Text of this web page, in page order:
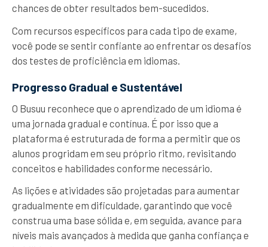
chances de obter resultados bem-sucedidos.
Com recursos específicos para cada tipo de exame,
você pode se sentir confiante ao enfrentar os desafios
dos testes de proficiência em idiomas.
Progresso Gradual e Sustentável
O Busuu reconhece que o aprendizado de um idioma é
uma jornada gradual e contínua. É por isso que a
plataforma é estruturada de forma a permitir que os
alunos progridam em seu próprio ritmo, revisitando
conceitos e habilidades conforme necessário.
As lições e atividades são projetadas para aumentar
gradualmente em dificuldade, garantindo que você
construa uma base sólida e, em seguida, avance para
níveis mais avançados à medida que ganha confiança e